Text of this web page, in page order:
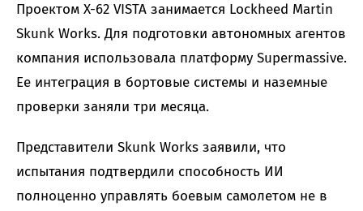
Проектом X-62 VISTA занимается Lockheed Martin
Skunk Works. Для подготовки автономных агентов
компания использовала платформу Supermassive.
Ее интеграция в бортовые системы и наземные
проверки заняли три месяца.
Представители Skunk Works заявили, что
испытания подтвердили способность ИИ
полноценно управлять боевым самолетом не в